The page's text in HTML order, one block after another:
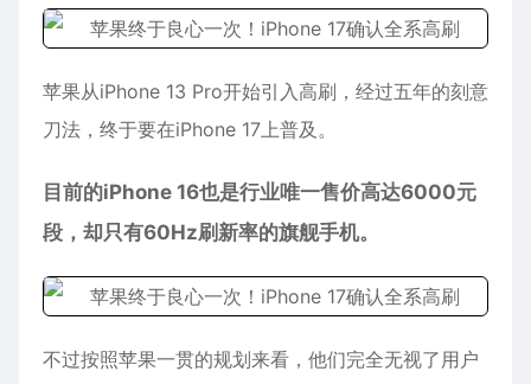
苹果从iPhone 13 Pro开始引入高刷，经过五年的刻意
刀法，终于要在iPhone 17上普及。
目前的iPhone 16也是行业唯一售价高达6000元
段，却只有60Hz刷新率的旗舰手机。
不过按照苹果一贯的规划来看，他们完全无视了用户